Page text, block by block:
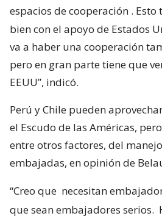
espacios de cooperación . Esto
bien con el apoyo de Estados
va a haber una cooperación
pero en gran parte tiene que
EEUU”, indicó.
Perú y Chile pueden
el Escudo de las Américas,
entre otros factores, del
embajadas, en opinión de
“Creo que necesitan
que sean embajadores serios.